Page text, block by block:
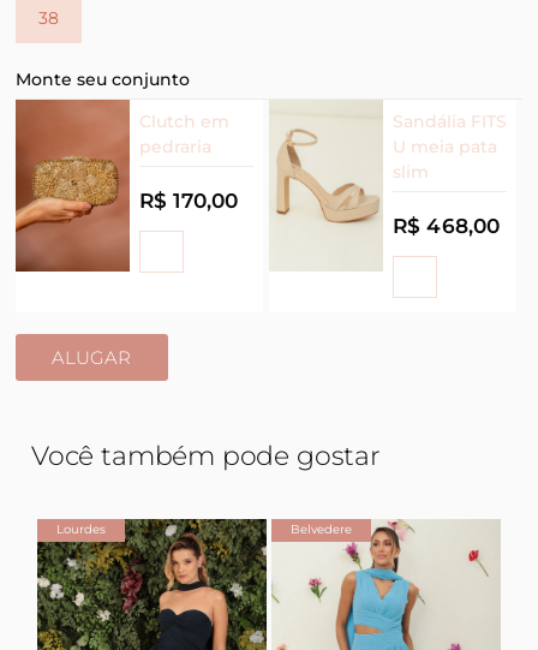
38
Monte seu conjunto
Clutch em
pedraria
R$ 170,00
Sandália FITS
U meia pata
slim
R$ 468,00
ALUGAR
Você também pode gostar
Lourdes Belvedere